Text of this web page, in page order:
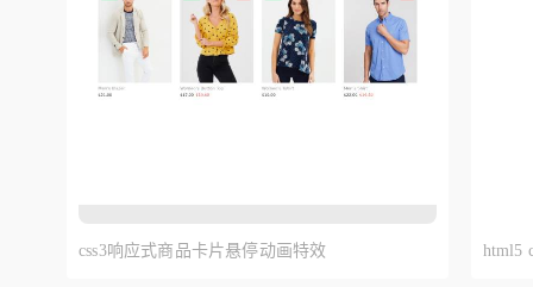
css3响应式商品卡片悬停动画特效 html5